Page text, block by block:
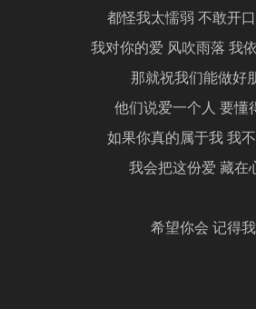
都怪我太懦弱 不敢开
我对你的爱 风吹雨落 我
那就祝我们能做好
他们说爱一个人 要懂
如果你真的属于我 我
我会把这份爱 藏在
希望你会 记得我